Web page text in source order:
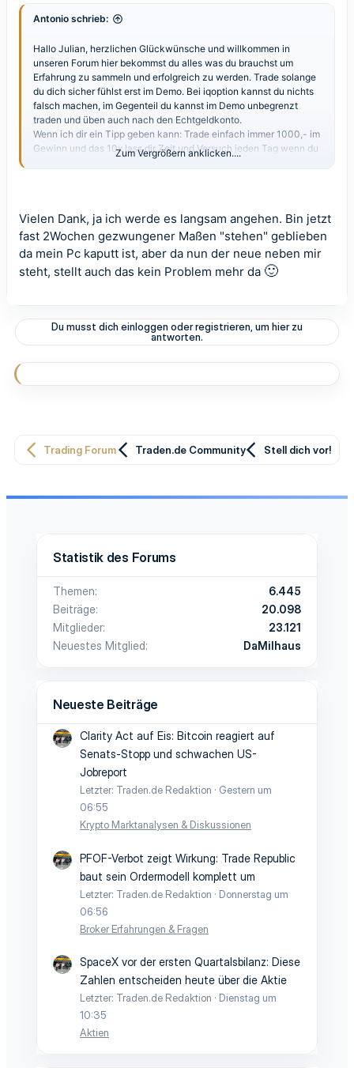
Antonio schrieb:
Hallo Julian, herzlichen Glückwünsche und willkommen in
unseren Forum hier bekommst du alles was du brauchst um
Erfahrung zu sammeln und erfolgreich zu werden. Trade solange
du dich sicher fühlst erst im Demo. Bei iqoption kannst du nichts
falsch machen, im Gegenteil du kannst im Demo unbegrenzt
traden und üben auch nach den Echtgeldkonto.
Wenn ich dir ein Tipp geben kann: Trade einfach immer 1000,- im
Gewinn und das 10x lass dir Zeit und Versuch jeden Tag wenn du
Daytrader bist natürlich immer ein kleines Gewinn mitzunehmen.
Gewinne zu erzielen. Nicht hetzen wenn du verlierst einfach
aufhören ....am nächsten Tag weitermachen. Martingale ist nichts
für Anfänger fürs Echtgeldkonto ist es eine sichere Pleite
innerhalb kürzester zeit.Mein Motto lautet weniger ist mehr die
Zeit sagt dir ob du Erfolg haben wirst, ich habe ein Jahr auf Demo
Bei Fragen stehen wir dir immer zu Verfügung
Gruß
Antonio
Zum Vergrößern anklicken....
Vielen Dank, ja ich werde es langsam angehen. Bin jetzt
fast 2Wochen gezwungener Maßen "stehen" geblieben
da mein Pc kaputt ist, aber da nun der neue neben mir
steht, stellt auch das kein Problem mehr da 🙂
Du musst dich einloggen oder registrieren, um hier zu
antworten.
Trading Forum Traden.de Community Stell dich vor!
Statistik des Forums
Themen
6.445
Beiträge
20.098
Mitglieder
23.121
Neuestes Mitglied
DaMilhaus
Neueste Beiträge
Clarity Act auf Eis: Bitcoin reagiert auf
Senats-Stopp und schwachen US-
Jobreport
Letzter: Traden.de Redaktion
Gestern um
06:55
Krypto Marktanalysen & Diskussionen
PFOF-Verbot zeigt Wirkung: Trade Republic
baut sein Ordermodell komplett um
Letzter: Traden.de Redaktion
Donnerstag um
06:56
Broker Erfahrungen & Fragen
SpaceX vor der ersten Quartalsbilanz: Diese
Zahlen entscheiden heute über die Aktie
Letzter: Traden.de Redaktion
Dienstag um
10:35
Aktien